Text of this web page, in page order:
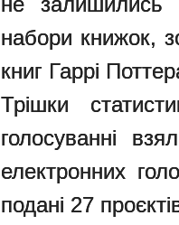
набори книжок,
книг Гаррі
Трішки
голосуванні
електронних
подані 27